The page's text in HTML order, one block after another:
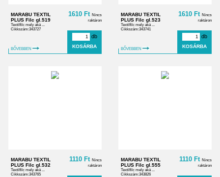
MARABU TEXTIL
PLUS Filc gl.519
Textilfilc mely aká ...
Cikkszám:343727
BŐVEBBEN
1610 Ft Nincs
raktáron
db
MARABU TEXTIL
PLUS Filc gl.523
Textilfilc mely aká ...
Cikkszám:343741
BŐVEBBEN
1610 Ft Nincs
raktáron
db
MARABU TEXTIL
PLUS Filc gl.532
Textilfilc mely aká ...
Cikkszám:343765
1110 Ft Nincs
raktáron
MARABU TEXTIL
PLUS Filc gl.555
Textilfilc mely aká ...
Cikkszám:343826
1110 Ft Nincs
raktáron